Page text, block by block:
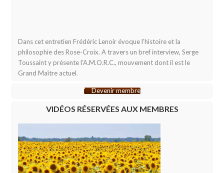
Dans cet entretien Frédéric Lenoir évoque l’histoire et la
philosophie des Rose-Croix. A travers un bref interview, Serge
Toussaint y présente l’A.M.O.R.C., mouvement dont il est le
Grand Maître actuel.
Devenir membre
VIDÉOS RÉSERVÉES AUX MEMBRES